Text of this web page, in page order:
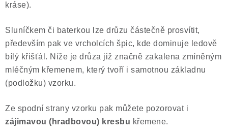
kráse).
Sluníčkem či baterkou lze drůzu částečně prosvítit,
především pak ve vrcholcích špic, kde dominuje ledově
bílý křišťál. Níže je drůza již značně zakalena zmíněným
mléčným křemenem, který tvoří i samotnou základnu
(podložku) vzorku.
Ze spodní strany vzorku pak můžete pozorovat i
zájimavou (hradbovou) kresbu křemene.